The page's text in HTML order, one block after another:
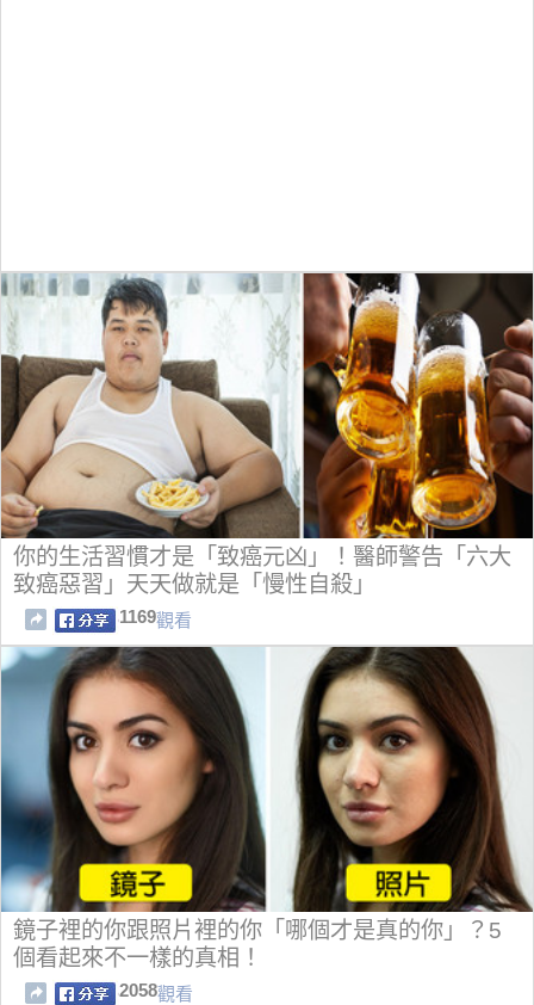
你的生活習慣才是「致癌元凶」！醫師警告「六大
致癌惡習」天天做就是「慢性自殺」
1169觀看
鏡子裡的你跟照片裡的你「哪個才是真的你」？5
個看起來不一樣的真相！
2058觀看